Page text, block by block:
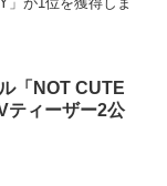
「NOT CUTE
ティーザー2公